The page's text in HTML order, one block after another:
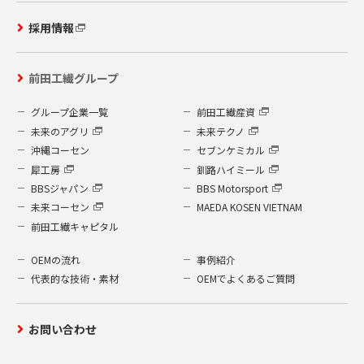
採用情報
前田工繊グループ
グループ企業一覧
前田工繊産資
未来のアグリ
未来テクノ
沖縄コーセン
セブンケミカル
犀工房
釧路ハイミール
BBSジャパン
BBS Motorsport
未来コーセン
MAEDA KOSEN VIETNAM
前田工繊キャピタル
OEMの流れ
事例紹介
代表的な技術・素材
OEMでよくあるご質問
お問い合わせ